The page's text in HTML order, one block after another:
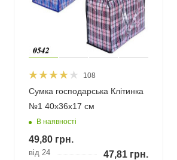
108
Сумка господарська Клітинка
№1 40х36х17 см
В наявності
49,80 грн.
від 24 47,81грн.